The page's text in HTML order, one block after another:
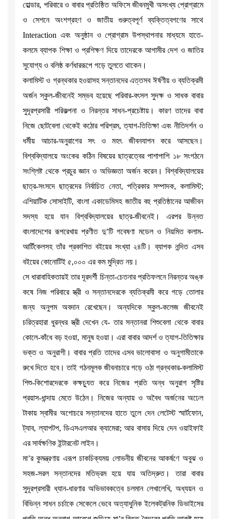
হোল্ডার, পরিবারে ও বাবার প্রতিষ্ঠিত অফিসে জীবনমুখী অসংখ্য প্রোগ্রামে
ও সেশনে অংশগ্রহণ ও জাতীয় গুরুত্বপূর্ণ ব্যক্তিত্বগণের সাথে
Interaction এবং অনুষ্ঠান ও প্রোগ্রাম উপস্থাপনার মাধ্যমে হাতে-
কলমে ব্যাপক শিক্ষা ও প্রশিক্ষণ দিয়ে তাদেরকে আগামীর দেশ ও জাতির
সুযোগ্য ও বলিষ্ঠ কর্ণধাররূপে গড়ে তুলতে থাকেন।
কলামিস্ট ও গ্রন্থকার হওয়াসহ সন্তানদের এত্তসব ঈর্ষণীয় ও ব্যতিক্রমী
অর্জন স্কুল-জীবনেই সম্ভব হয়েছে পরিবার-বৎসল সুদক্ষ ও সাধক বাবার
সুদূরপ্রসারী পরিকল্পনা ও নিরন্তর সাধন-প্রচেষ্টায়। কারণ তাদের বাবা
নিজে ছোটবেলা থেকেই কঠোর পরিশ্রম, ত্যাগ-তিতিক্ষা এবং নীতিদর্শন ও
ধর্মীয় আচার-অনুরাগের সৎ ও মহৎ জীবনযাপন করে আসছেন।
বিশ্ববিদ্যালয়ে অংকের কঠিন বিষয়ের ছাত্রত্বের পাশাপাশি ১৮ সংগঠনে
সংশ্লিষ্ট থেকে প্রচুর জ্ঞান ও অভিজ্ঞতা অর্জন করেন। বিশ্ববিদ্যালয়ের
ছাত্র-সংসদে ছাত্রদের নির্বাচিত নেতা, পত্রিকার সম্পাদক, কলামিস্ট;
এশিয়াটিক সোসাইটি, বাংলা একাডেমিসহ জাতীয় বহু প্রতিষ্ঠানের আজীবন
সদস্য হয়ে যান বিশ্ববিদ্যালয়ের ছাত্র-জীবনেই। এরপর উন্নত
বাংলাদেশের রূপরেখায় প্রণীত দু’টি গবেষণা মডেল ও নিয়মিত কলাম-
আর্টিকেলসহ তাঁর প্রকাশিত বইয়ের সংখ্যা ২৪টি। ব্যাপক নন্দিত এসব
বইয়ের কোনোটিই ৫,০০০ এর কম মুদ্রিত নয়।
সে ধারাবাহিকতায়ই তার দূরদর্শী চিন্তা-চেতনার প্রতিফলনে নিরন্তর অঙ্ক
কষে নিজ পরিবারে স্ত্রী ও সন্তানদেরকে ব্যতিক্রমী করে গড়ে তোলার
জন্য অনুপম অবদান রেখেছেন। অন্যদিকে স্কুল-কলেজ জীবনেই
চরিত্রহারা ধুরন্ধর স্ত্রী দেখেন যে- তার সন্তানরা শিশুবেলা থেকে বাবার
কোলে-কাঁধে বড় হওয়া, মানুষ হওয়া। এরা বাবার আদর্শ ও ত্যাগ-তিতিক্ষার
ভক্ত ও অনুরাগী। বাবার প্রতি তাদের এসব ভালোবাসা ও অনুগামীতাকে
রুখে দিতে হবে। তাই গঠনমূলক জীবনাচারে গড়ে ওঠা গ্রন্থকার-কলামিস্ট
শিশু-কিশোরদেরকে কক্ষচ্যুত করে নিজের প্রতি অন্ধ অনুরাগ সৃষ্টির
প্রয়াস-ধান্দায় মেতে উঠেন। নিজের অন্যায় ও অবৈধ অর্জনের অঢেল
টাকায় স্বামীর অগোচরে সন্তানদের হাতে তুলে দেন লেটেস্ট স্মার্টফোন,
ট্যাব, ল্যাপটপ, ডিএসএলআর ক্যামেরা; আর বাসায় দিয়ে দেন ওয়াইফাই
এর সার্বক্ষণিক ইন্টারনেট লাইন।
মা’র কুমন্ত্রণায় এরূপ চাকচিক্যময় লোভনীয় জীবনের আকর্ষণে অবুঝ ও
সহজ-সরল সন্তানদের মতিভ্রম হয়ে যায় অতিদ্রুত। তারা বাবার
সুদূরপ্রসারী ধ্যান-ধারণার অভিভাবকত্বে চলমান লেখালেখি, অধ্যয়ন ও
বিভিন্ন সাধন চর্চাকে সেকেলে ভেবে অত্যাধুনিক ইলেকট্রনিক ডিভাইসের